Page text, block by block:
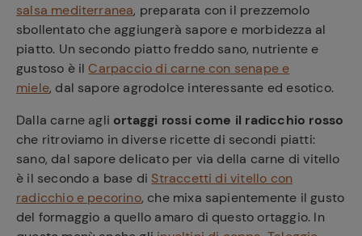
salsa mediterranea, preparata con il prezzemolo
sbollentato che aggiungerà sapore e morbidezza al
piatto. Un secondo piatto freddo sano, nutriente e
gustoso è ilCarpaccio di carne con senape e
miele, dal sapore agrodolce interessante ed esotico.
Dalla carne agli ortaggi rossi come il radicchio rosso
che ritroviamo in diverse ricette di secondi piatti:
sano, dal sapore delicato per via della carne di vitello
è il secondo a base di Straccetti di vitello con
radicchio e pecorino, che mixa sapientemente il gusto
del formaggio a quello amaro di questo ortaggio. In